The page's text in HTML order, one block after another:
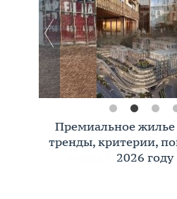
Премиальное жилье
тренды, критерии,
2026 году